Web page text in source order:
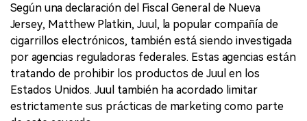
Según una declaración del Fiscal General de Nueva
Jersey, Matthew Platkin, Juul, la popular compañía de
cigarrillos electrónicos, también está siendo investigada
por agencias reguladoras federales. Estas agencias están
tratando de prohibir los productos de Juul en los
Estados Unidos. Juul también ha acordado limitar
estrictamente sus prácticas de marketing como parte